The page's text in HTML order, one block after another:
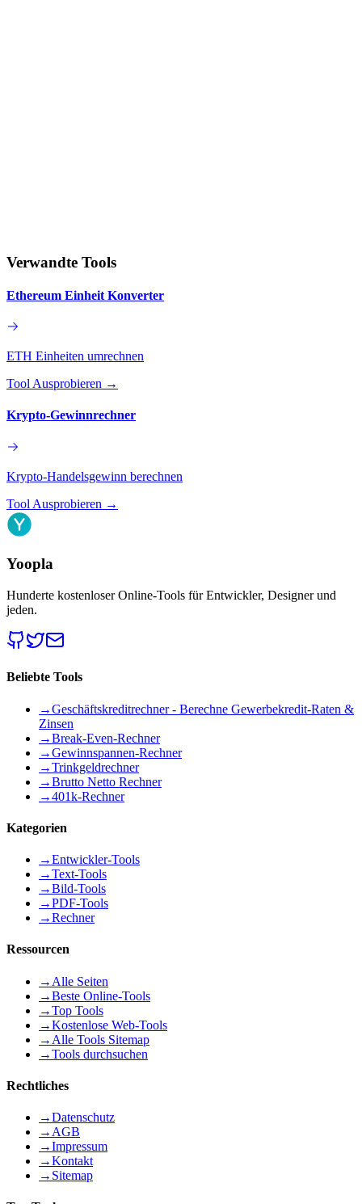
Verwandte Tools
Ethereum Einheit Konverter
ETH Einheiten umrechnen
Tool Ausprobieren →
Krypto-Gewinnrechner
Krypto-Handelsgewinn berechnen
Tool Ausprobieren →
Yoopla
Hunderte kostenloser Online-Tools für Entwickler, Designer und
jeden.
Beliebte Tools
→Geschäftskreditrechner - Berechne Gewerbekredit-Raten &
Zinsen
→Break-Even-Rechner
→Gewinnspannen-Rechner
→Trinkgeldrechner
→Brutto Netto Rechner
→401k-Rechner
Kategorien
→Entwickler-Tools
→Text-Tools
→Bild-Tools
→PDF-Tools
→Rechner
Ressourcen
→ Alle Seiten
→Beste Online-Tools
→Top Tools
→Kostenlose Web-Tools
→ Alle Tools Sitemap
→Tools durchsuchen
Rechtliches
→Datenschutz
→ AGB
→Impressum
→Kontakt
→ Sitemap